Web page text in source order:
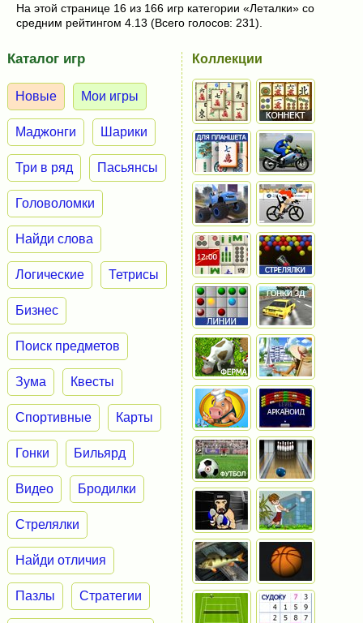
На этой странице 16 из 166 игр категории «Леталки» со
средним рейтингом 4.13 (Всего голосов: 231).
Каталог игр
Новые Мои игры
Маджонги Шарики
Три в ряд Пасьянсы
Головоломки
Найди слова
Логические Тетрисы
Бизнес
Поиск предметов
Зума Квесты
Спортивные Карты
Гонки Бильярд
Видео Бродилки
Стрелялки
Найди отличия
Пазлы Стратегии
Коллекции